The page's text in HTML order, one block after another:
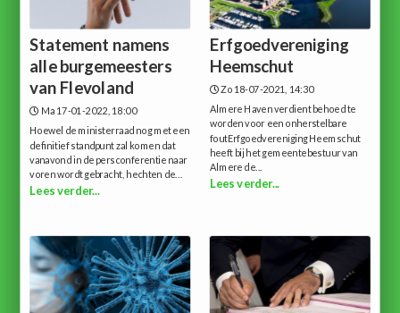
Statement namens
alle burgemeesters
van Flevoland
Ma 17-01-2022, 18:00
Hoewel de ministerraad nog met een
definitief standpunt zal komen dat
vanavond in de persconferentie naar
voren wordt gebracht, hechten de...
Lees verder...
Erfgoedvereniging
Heemschut
Zo 18-07-2021, 14:30
Almere Haven verdient behoed te
worden voor een onherstelbare
foutErfgoedvereniging Heemschut
heeft bij het gemeentebestuur van
Almere de...
Lees verder...